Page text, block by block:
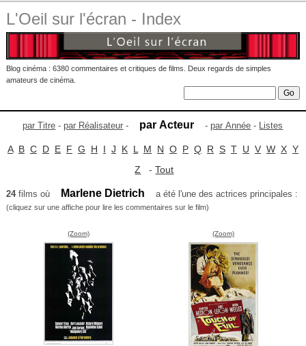
L'Oeil sur l'écran - Index
Blog cinéma : 6380 commentaires et critiques de films. Deux regards de simples
amateurs de cinéma.
par Titre -par Réalisateur - par Acteur -par Année - Listes
A B C D E F G H I J K L M N O P Q R S T U V W X Y
Z -Tout
24films où Marlene Dietrich a été l'une des actrices principales :
(cliquez sur une affiche pour lire les commentaires sur le film)
(Zoom) (Zoom)